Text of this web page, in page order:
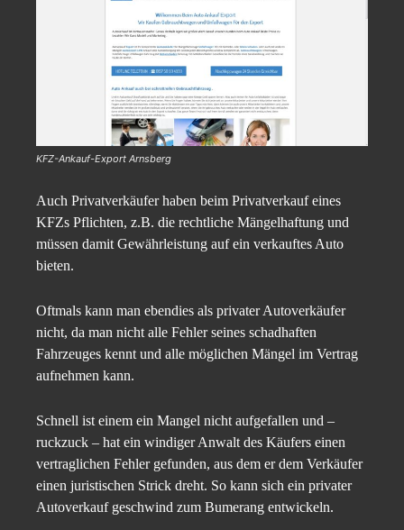
KFZ-Ankauf-Export Arnsberg
Auch Privatverkäufer haben beim Privatverkauf eines
KFZs Pflichten, z.B. die rechtliche Mängelhaftung und
müssen damit Gewährleistung auf ein verkauftes Auto
bieten.
Oftmals kann man ebendies als privater Autoverkäufer
nicht, da man nicht alle Fehler seines schadhaften
Fahrzeuges kennt und alle möglichen Mängel im Vertrag
aufnehmen kann.
Schnell ist einem ein Mangel nicht aufgefallen und –
ruckzuck – hat ein windiger Anwalt des Käufers einen
vertraglichen Fehler gefunden, aus dem er dem Verkäufer
einen juristischen Strick dreht. So kann sich ein privater
Autoverkauf geschwind zum Bumerang entwickeln.